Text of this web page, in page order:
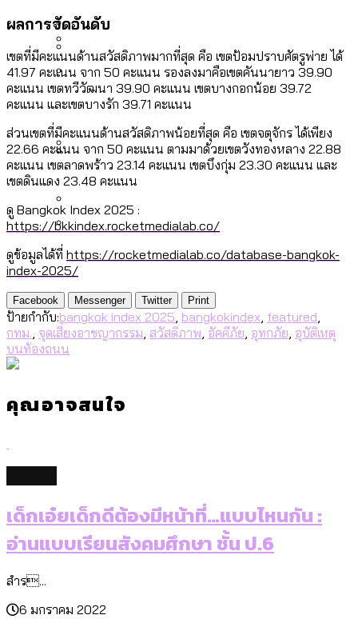
กทม. มีอำนาจแค่ไหน ในการแก้ปัญหาให้คน
ที่อาศัยอยู่ในกรุงเทพฯ
งบระบายน้ำ-ป้องกันน้ำท่วม 4 ปี (2566-
2569) ของ กทม. ในยุคชัชชาติ ลงเขตไหน
ทำอะไรบ้าง
กรุงเทพฯ เมืองคอนเสิร์ต : สำรวจ
คอนเสิร์ตและแฟนมีตติ้งในไทยจำนวน 526
งาน ตั้งแต่ปี 2023-2024
ปีนกำแพงส่องซีรีส์จีน: จีนส่งออกภาพ
ลักษณ์แบบไหนสู่สายตาโลก
สำรวจงบประมาณรายเขตในกรุงเทพฯ
ผ่าน Bangkok Index 2025
สำรวจรายได้จากการจัดเก็บภาษีใน
กรุงเทพฯ ผ่าน Bangkok Index 2025
กรุงเทพฯ เมืองสังคมผู้สูงอายุ [ข้อมูลดิบ]
กรุงเทพฯ เมืองสังคมผู้สูงอายุ : 36 เขตมี
คนตายมากกว่าคนเกิด 18 เขตเป็นสังคมผู้
สูงอายุระดับสุดยอด
Bangkok Index 2025 : อันดับความน่าอยู่
ของ 50 เขตในกรุงเทพฯ
คำนำหน้านามและกฎหมายสมรสเท่าเทียม
[ข้อมูลดิบ]
กรุงเทพฯ เมืองสังคมผู้สูงอายุ [ข้อมูลดิบ]
สวนสาธารณะและพื้นที่สีเขียวใน กทม.
[ข้อมูลดิบ]
ผลการจัดอันดับ
เขตที่มีคะแนนด้านสวัสดิภาพมากที่สุด คือ เขตป้อมปราบศัตรูพ่าย ได้
41.97 คะแนน จาก 50 คะแนน รองลงมาคือเขตคันนายาว 39.90
คะแนน เขตทวีวัฒนา 39.90 คะแนน เขตบางกอกน้อย 39.72
คะแนน และเขตบางรัก 39.71 คะแนน
ส่วนเขตที่มีคะแนนด้านสวัสดิภาพน้อยที่สุด คือ เขตจตุจักร ได้เพียง
22.66 คะแนน จาก 50 คะแนน ตามมาด้วยเขตวังทองหลาง 22.88
คะแนน เขตลาดพร้าว 23.14 คะแนน เขตบึงกุ่ม 23.30 คะแนน และ
เขตดินแดง 23.48 คะแนน
ดู Bangkok Index 2025 :
https://bkkindex.rocketmedialab.co/
ดูข้อมูลได้ที่ https://rocketmedialab.co/database-bangkok-
index-2025/
Facebook Messenger Twitter Print
ป้ายกำกับ:bangkok index 2025, bangkokindex, featured,
กทม., จุดเสี่ยงอาชญากรรม, สวัสดิภาพ, อัคคีภัย, อุทกภัย, อุบัติเหตุ
บนท้องถนน
คุณอาจสนใจ
เด็กเอ๋ยเด็กดีต้องมีหน้าที่…แบบไหนกัน :
อ่านแบบเรียนสังคมศึกษา ชั้น ป.6
สำร...
6 มกราคม 2022